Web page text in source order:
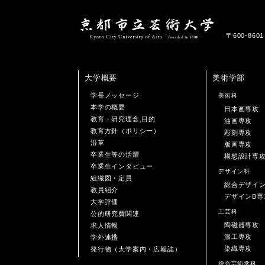
〒600-
大学概要
学長メッセージ
本学の概要
教育・研究理念,目的
教育方針（ポリシー）
沿革
卒業生等の活躍
卒業生インタビュー
組織図・定員
教員紹介
大学評価
公的研究費関連
求人情報
学外連携
発行物（大学案内・広報誌）
美術学部
美術科
日本画専攻
油画専攻
彫刻専攻
版画専攻
構想設計専
デザイン科
総合デザイ
デザインB専
工芸科
陶磁器専攻
漆工専攻
染織専攻
総合芸術学科